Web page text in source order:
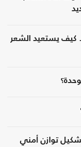
يستعيد الشعر
توازن أمني